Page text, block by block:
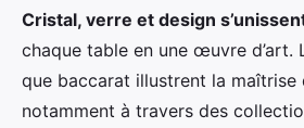
Cristal, verre et design
chaque table en une œuvre d’art.
que baccarat illustrent la maîtrise
notamment à travers des